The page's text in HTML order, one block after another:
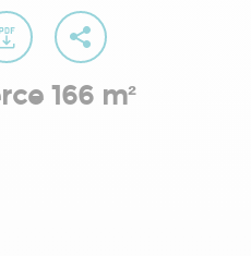
166 m²